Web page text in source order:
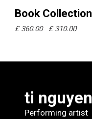
Ajouter
Book Collection
£ 360.00 £ 310.00
ti nguyen
Performing artist